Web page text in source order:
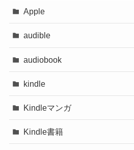
Apple
audible
audiobook
kindle
Kindleマンガ
Kindle書籍